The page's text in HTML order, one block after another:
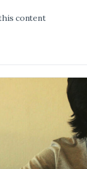
content